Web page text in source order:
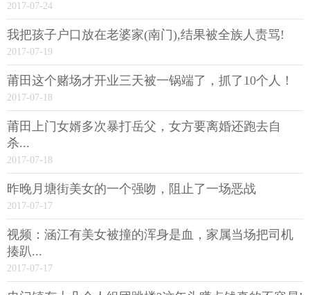
2017-07-24
我把孩子户口放在老婆家(南门),结果被全族人责骂!
2017-07-19
莆田这个赌场才开业三天被一锅端了，抓了10个人！
2017-07-18
莆田上门女婿多次暴打岳父，女方要离婚还跑去自
杀...
2017-07-18
昨晚月塘街美女的一个强吻，阻止了一场恶战
2017-07-17
视频：涵江有美女被撞的浑身是血，家属当场把司机
揍趴...
2017-07-17